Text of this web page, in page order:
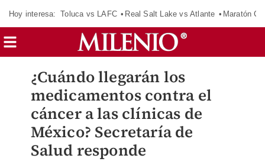
Hoy interesa: Toluca vs LAFC Real Salt Lake vs Atlante Maratón
¿Cuándo llegarán los
medicamentos contra el
cáncer a las clínicas de
México? Secretaría de
Salud responde